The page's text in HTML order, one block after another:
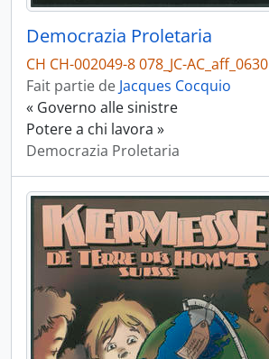
Democrazia Proletaria
CH CH-002049-8 078_JC-AC_aff_0630
Fait partie de Jacques Cocquio
« Governo alle sinistre
Potere a chi lavora »
Democrazia Proletaria